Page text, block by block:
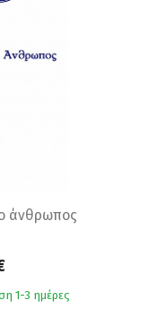
άνθρωπος
1-3 ημέρες